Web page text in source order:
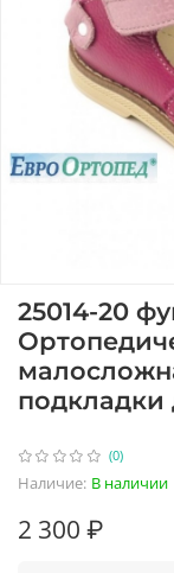
(0)
Наличие: В наличии
25014-20
подкладки
2 300 ₽